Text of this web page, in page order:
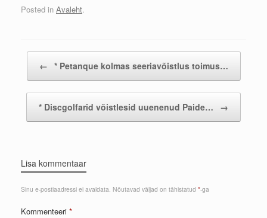
Posted in Avaleht.
← * Petanque kolmas seeriavõistlus toimus…
* Discgolfarid võistlesid uuenenud Paide… →
Lisa kommentaar
Sinu e-postiaadressi ei avaldata. Nõutavad väljad on tähistatud *-ga
Kommenteeri *